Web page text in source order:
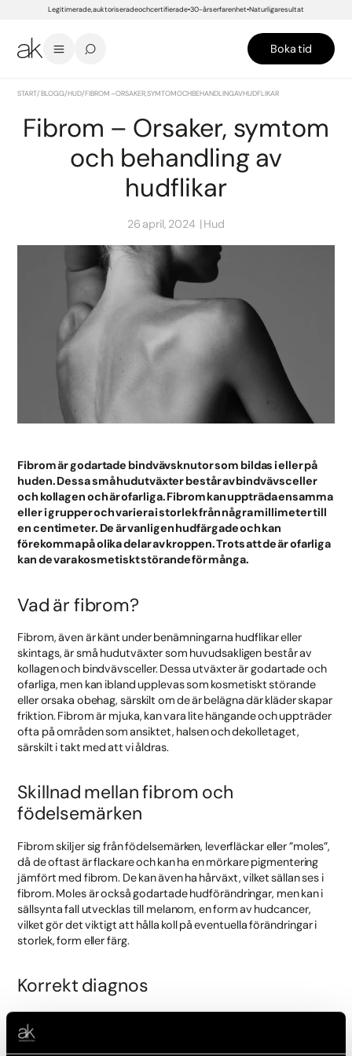
Legitimerade, auktoriserade och certifierade 30-års erfarenhet Naturliga resultat
Boka tid
START/BLOGG/HUD/FIBROM – ORSAKER, SYMTOM OCH BEHANDLING AV HUDFLIKAR
Fibrom – Orsaker, symtom
och behandling av
hudflikar
26 april, 2024 Hud
Fibrom är godartade bindvävsknutor som bildas i eller på
huden. Dessa små hudutväxter består av bindvävsceller
och kollagen och är ofarliga. Fibrom kan uppträda ensamma
eller i grupper och variera i storlek från några millimeter till
en centimeter. De är vanligen hudfärgade och kan
förekomma på olika delar av kroppen. Trots att de är ofarliga
kan de vara kosmetiskt störande för många.
Vad är fibrom?
Fibrom, även är känt under benämningarna hudflikar eller
skintags, är små hudutväxter som huvudsakligen består av
kollagen och bindvävsceller. Dessa utväxter är godartade och
ofarliga, men kan ibland upplevas som kosmetiskt störande
eller orsaka obehag, särskilt om de är belägna där kläder skapar
friktion. Fibrom är mjuka, kan vara lite hängande och uppträder
ofta på områden som ansiktet, halsen och dekolletaget,
särskilt i takt med att vi åldras.
Skillnad mellan fibrom och
födelsemärken
Fibrom skiljer sig från födelsemärken, leverfläckar eller ”moles”,
då de oftast är flackare och kan ha en mörkare pigmentering
jämfört med fibrom. De kan även ha hårväxt, vilket sällan ses i
fibrom. Moles är också godartade hudförändringar, men kan i
sällsynta fall utvecklas till melanom, en form av hudcancer,
vilket gör det viktigt att hålla koll på eventuella förändringar i
storlek, form eller färg.
Korrekt diagnos
hudförändringar såsom vårtor, som orsakas av HPV-virus och